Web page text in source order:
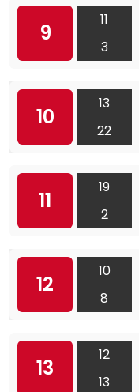
9
11
3
10
13
22
11
19
2
12
10
8
13
12
13